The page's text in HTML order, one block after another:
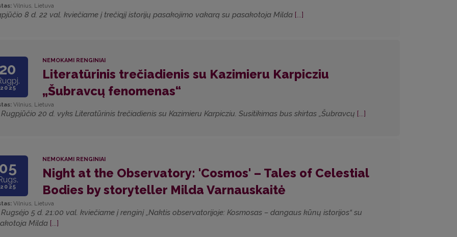
Vilnius, Lietuva
8 d. 22 val. kviečiame į trečiąjį istorijų pasakojimo vakarą su pasakotoja Milda [...]
2025
NEMOKAMI RENGINIAI
Literatūrinis trečiadienis su Kazimieru Karpicziu
„Šubravcų fenomenas“
Vilnius, Lietuva
Rugpjūčio 20 d. vyks Literatūrinis trečiadienis su Kazimieru Karpicziu. Susitikimas bus skirtas „Šubravcų [...]
2025
NEMOKAMI RENGINIAI
Night at the Observatory: 'Cosmos' – Tales of Celestial
Bodies by storyteller Milda Varnauskaitė
Vilnius, Lietuva
Rugsėjo 5 d. 21:00 val. kviečiame į renginį „Naktis observatorijoje: Kosmosas – dangaus kūnų istorijos“ su
Milda [...]